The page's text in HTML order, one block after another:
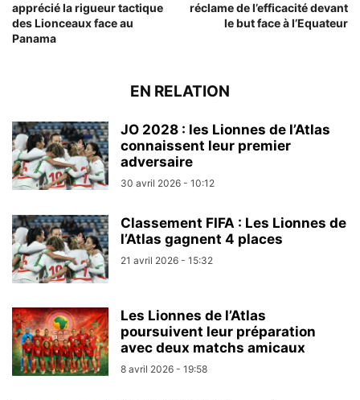
apprécié la rigueur tactique
des Lionceaux face au
Panama
réclame de l’efficacité devant
le but face à l’Equateur
EN RELATION
JO 2028 : les Lionnes de l’Atlas
connaissent leur premier
adversaire
30 avril 2026 - 10:12
Classement FIFA : Les Lionnes de
l’Atlas gagnent 4 places
21 avril 2026 - 15:32
Les Lionnes de l’Atlas
poursuivent leur préparation
avec deux matchs amicaux
8 avril 2026 - 19:58